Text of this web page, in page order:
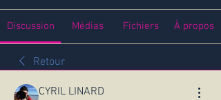
Discussion Médias Fichiers À propos
Retour
CYRIL LINARD